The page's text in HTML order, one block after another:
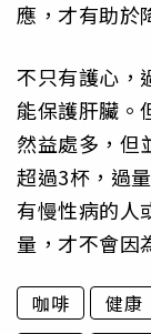
應，才有助於
不只有護心，
能保護肝臟。
然益處多，但
超過3杯，過
有慢性病的人
量，才不會因
咖啡 健康